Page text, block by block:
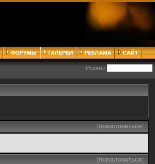
ФОРУМЫ ГАЛЕРЕИ РЕКЛАМА САЙТ
Искать:
[пожаловаться]
[пожаловаться]